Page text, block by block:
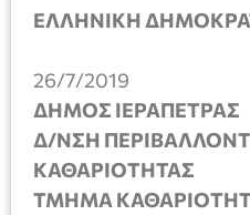
ΕΛΛΗΝΙΚΗ
26/7/2019
ΔΗΜΟΣ ΙΕΡΑΠΕΤΡΑΣ
Δ/ΝΣΗ
ΤΜΗΜΑ